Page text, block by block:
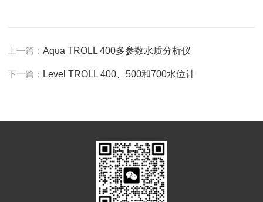
上一篇：Aqua TROLL 400多参数水质分析仪
下一篇： Level TROLL 400、500和700水位计